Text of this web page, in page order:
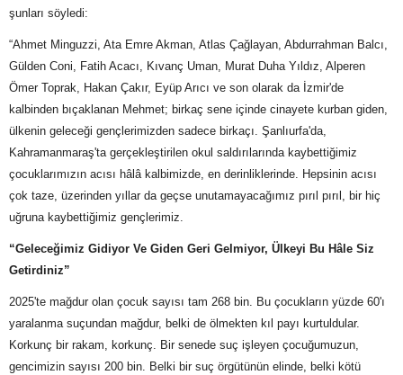
şunları söyledi:
“Ahmet Minguzzi, Ata Emre Akman, Atlas Çağlayan, Abdurrahman Balcı,
Gülden Coni, Fatih Acacı, Kıvanç Uman, Murat Duha Yıldız, Alperen
Ömer Toprak, Hakan Çakır, Eyüp Arıcı ve son olarak da İzmir'de
kalbinden bıçaklanan Mehmet; birkaç sene içinde cinayete kurban giden,
ülkenin geleceği gençlerimizden sadece birkaçı. Şanlıurfa'da,
Kahramanmaraş'ta gerçekleştirilen okul saldırılarında kaybettiğimiz
çocuklarımızın acısı hâlâ kalbimizde, en derinliklerinde. Hepsinin acısı
çok taze, üzerinden yıllar da geçse unutamayacağımız pırıl pırıl, bir hiç
uğruna kaybettiğimiz gençlerimiz.
“Geleceğimiz Gidiyor Ve Giden Geri Gelmiyor, Ülkeyi Bu Hâle Siz
Getirdiniz”
2025'te mağdur olan çocuk sayısı tam 268 bin. Bu çocukların yüzde 60'ı
yaralanma suçundan mağdur, belki de ölmekten kıl payı kurtuldular.
Korkunç bir rakam, korkunç. Bir senede suç işleyen çocuğumuzun,
gencimizin sayısı 200 bin. Belki bir suç örgütünün elinde, belki kötü